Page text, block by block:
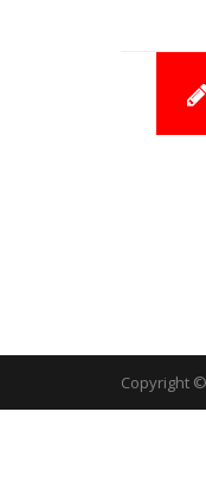
Copyright